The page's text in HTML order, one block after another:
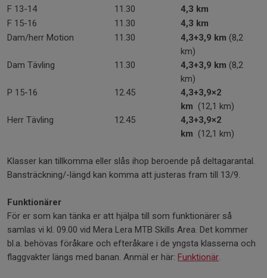
F 13-14
11.30
4,3 km
F 15-16
11.30
4,3 km
Dam/herr Motion
11.30 4,3+3,9 km (8,2
km)
Dam Tävling
11.30 4,3+3,9 km (8,2
km)
P 15-16
12.45
4,3+3,9×2
km (12,1 km)
Herr Tävling
12.45
4,3+3,9×2
km (12,1 km)
Klasser kan tillkomma eller slås ihop beroende på deltagarantal.
Bansträckning/-längd kan komma att justeras fram till 13/9.
Funktionärer
För er som kan tänka er att hjälpa till som funktionärer så
samlas vi kl. 09.00 vid Mera Lera MTB Skills Area. Det kommer
bl.a. behövas föråkare och efteråkare i de yngsta klasserna och
flaggvakter längs med banan. Anmäl er här: Funktionär.